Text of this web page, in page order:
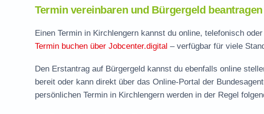
Termin vereinbaren und Bürgergeld
Einen Termin in Kirchlengern kannst du online, telefonisch
Termin buchen über Jobcenter.digital – verfügbar für viele
Den Erstantrag auf Bürgergeld kannst du ebenfalls online
bereit oder kann direkt über das Online-Portal der
persönlichen Termin in Kirchlengern werden in der Regel